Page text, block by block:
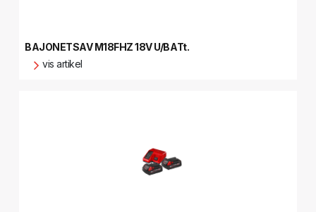
BAJONETSAV M18FHZ 18V U/BATt.
vis artikel